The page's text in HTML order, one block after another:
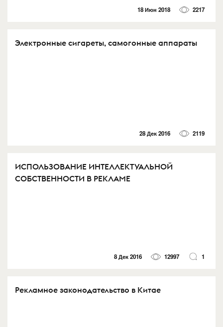
18 Июн 2018 2217
Электронные сигареты, самогонные аппараты
28 Дек 2016 2119
ИСПОЛЬЗОВАНИЕ ИНТЕЛЛЕКТУАЛЬНОЙ
СОБСТВЕННОСТИ В РЕКЛАМЕ
8 Дек 2016 12997 1
Рекламное законодательство в Китае